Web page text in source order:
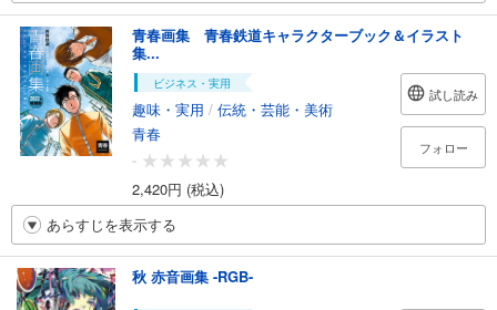
青春画集 青春鉄道キャラクターブック＆イラスト
集...
ビジネス・実用
趣味・実用 / 伝統・芸能・美術
青春
-
2,420円 (税込)
試し読み
フォロー
あらすじを表示する
秋 赤音画集 -RGB-